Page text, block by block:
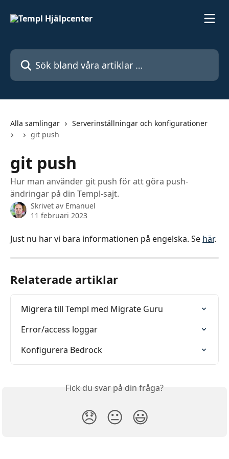
Sök bland våra artiklar …
Alla samlingar
Serverinställningar och konfigurationer
git push
git push
Hur man använder git push för att göra push-
ändringar på din Templ-sajt.
Skrivet av Emanuel
11 februari 2023
Just nu har vi bara informationen på engelska. Se här.
Relaterade artiklar
Migrera till Templ med Migrate Guru
Error/access loggar
Konfigurera Bedrock
Fick du svar på din fråga?
😞 😐 😃